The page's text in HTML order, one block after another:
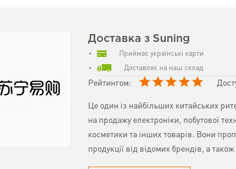
Доставка з Suning
Приймає українські карти
Доставляє на наш склад
Рейтингом:
Це один із найбільших китайських
на продажу електроніки, побутової
косметики та інших товарів. Вони
продукції від відомих брендів, а